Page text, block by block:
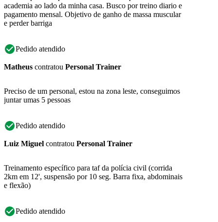
academia ao lado da minha casa. Busco por treino diario e
pagamento mensal. Objetivo de ganho de massa muscular
e perder barriga
Pedido atendido
Matheus contratou Personal Trainer
Preciso de um personal, estou na zona leste, conseguimos
juntar umas 5 pessoas
Pedido atendido
Luiz Miguel contratou Personal Trainer
Treinamento específico para taf da polícia civil (corrida
2km em 12', suspensão por 10 seg. Barra fixa, abdominais
e flexão)
Pedido atendido